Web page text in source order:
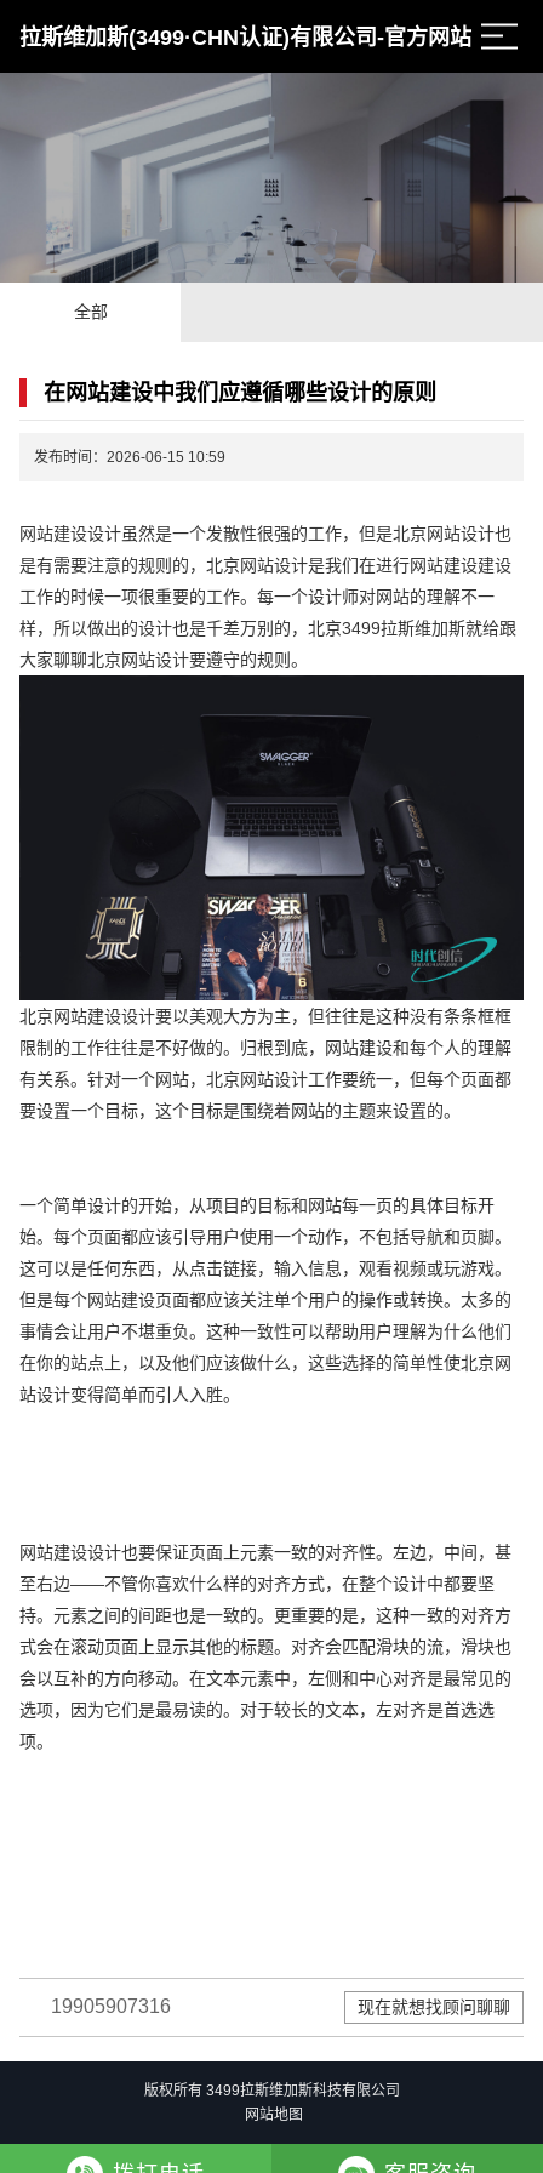
拉斯维加斯(3499·CHN认证)有限公司-官方网站
全部
在网站建设中我们应遵循哪些设计的原则
发布时间：2026-06-15 10:59
网站建设设计虽然是一个发散性很强的工作，但是北京网站设计也
是有需要注意的规则的，北京网站设计是我们在进行网站建设建设
工作的时候一项很重要的工作。每一个设计师对网站的理解不一
样，所以做出的设计也是千差万别的，北京3499拉斯维加斯就给跟
大家聊聊北京网站设计要遵守的规则。
北京网站建设设计要以美观大方为主，但往往是这种没有条条框框
限制的工作往往是不好做的。归根到底，网站建设和每个人的理解
有关系。针对一个网站，北京网站设计工作要统一，但每个页面都
要设置一个目标，这个目标是围绕着网站的主题来设置的。
一个简单设计的开始，从项目的目标和网站每一页的具体目标开
始。每个页面都应该引导用户使用一个动作，不包括导航和页脚。
这可以是任何东西，从点击链接，输入信息，观看视频或玩游戏。
但是每个网站建设页面都应该关注单个用户的操作或转换。太多的
事情会让用户不堪重负。这种一致性可以帮助用户理解为什么他们
在你的站点上，以及他们应该做什么，这些选择的简单性使北京网
站设计变得简单而引人入胜。
网站建设设计也要保证页面上元素一致的对齐性。左边，中间，甚
至右边——不管你喜欢什么样的对齐方式，在整个设计中都要坚
持。元素之间的间距也是一致的。更重要的是，这种一致的对齐方
式会在滚动页面上显示其他的标题。对齐会匹配滑块的流，滑块也
会以互补的方向移动。在文本元素中，左侧和中心对齐是最常见的
选项，因为它们是最易读的。对于较长的文本，左对齐是首选选
项。
19905907316 现在就想找顾问聊聊
版权所有 3499拉斯维加斯科技有限公司
网站地图